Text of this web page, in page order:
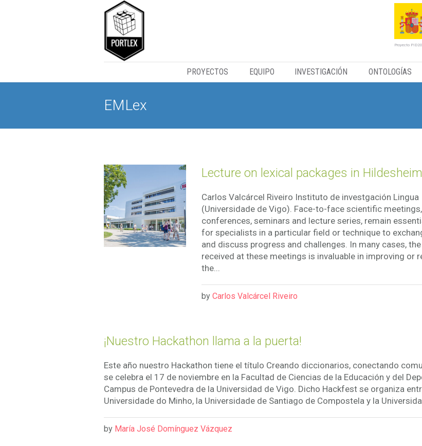
Proyecto
PROYECTOS EQUIPO INVESTIGACIÓN ONTOLOGÍAS
EMLex
Lecture on lexical packages in Hildesheim
Carlos Valcárcel Riveiro Instituto de investgación Lingua
(Universidade de Vigo). Face-to-face scientific
conferences, seminars and lecture series, remain
for specialists in a particular field or technique to
and discuss progress and challenges. In many cases,
received at these meetings is invaluable in improving or
the...
by Carlos Valcárcel Riveiro
¡Nuestro Hackathon llama a la puerta!
Este año nuestro Hackathon tiene el título Creando diccionarios, conectando
se celebra el 17 de noviembre en la Facultad de Ciencias de la Educación y del
Campus de Pontevedra de la Universidad de Vigo. Dicho Hackfest se organiza
Universidade do Minho, la Universidade de Santiago de Compostela y la
by María José Domínguez Vázquez